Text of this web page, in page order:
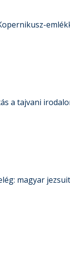
a tajvani
magyar